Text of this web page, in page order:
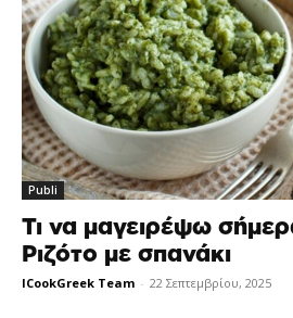
Publi
Τι να μαγειρέψω
Ριζότο με σπανάκι
ICookGreek Team - 22 Σεπτεμβρίου, 2025